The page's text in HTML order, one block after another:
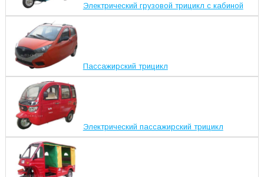
Электрический грузовой трицикл с кабиной
Пассажирский трицикл
Электрический пассажирский трицикл